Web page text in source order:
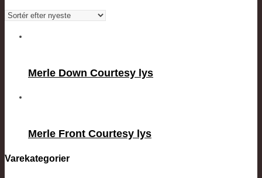
Merle Down Courtesy lys
Merle Front Courtesy lys
Varekategorier